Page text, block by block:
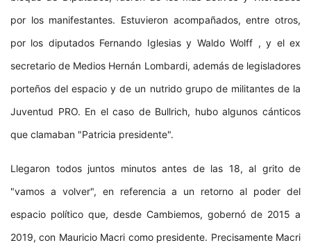
por los manifestantes. Estuvieron acompañados, entre otros,
por los diputados Fernando Iglesias y Waldo Wolff , y el ex
secretario de Medios Hernán Lombardi, además de legisladores
porteños del espacio y de un nutrido grupo de militantes de la
Juventud PRO. En el caso de Bullrich, hubo algunos cánticos
que clamaban "Patricia presidente".
Llegaron todos juntos minutos antes de las 18, al grito de
"vamos a volver", en referencia a un retorno al poder del
espacio político que, desde Cambiemos, gobernó de 2015 a
2019, con Mauricio Macri como presidente. Precisamente Macri